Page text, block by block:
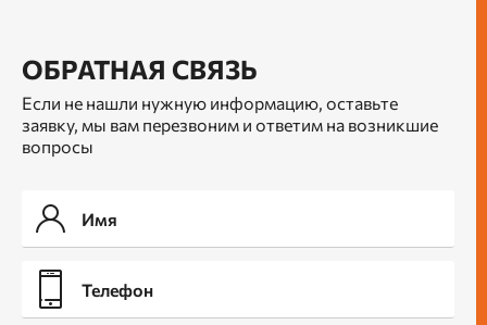
ОБРАТНАЯ СВЯЗЬ
Если не нашли нужную информацию, оставьте
заявку, мы вам перезвоним и ответим на возникшие
вопросы